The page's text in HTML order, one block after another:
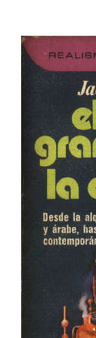
INICIO
QUIENES SOMOS
CATEGORÍAS
AUTORES
GLOSARIO
LOGIN /